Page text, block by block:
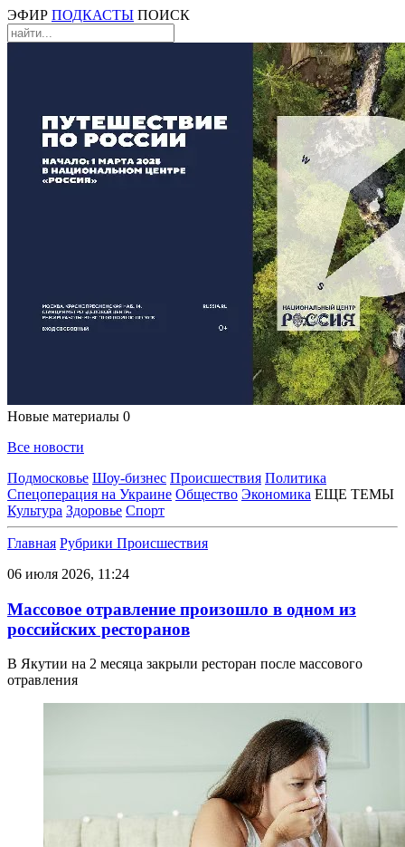
ЭФИР ПОДКАСТЫ ПОИСК
Новые материалы 0
Все новости
Подмосковье Шоу-бизнес Происшествия Политика
Спецоперация на Украине Общество Экономика ЕЩЕ ТЕМЫ
Культура Здоровье Спорт
Главная Рубрики Происшествия
06 июля 2026, 11:24
Массовое отравление произошло в одном из
российских ресторанов
В Якутии на 2 месяца закрыли ресторан после массового
отравления